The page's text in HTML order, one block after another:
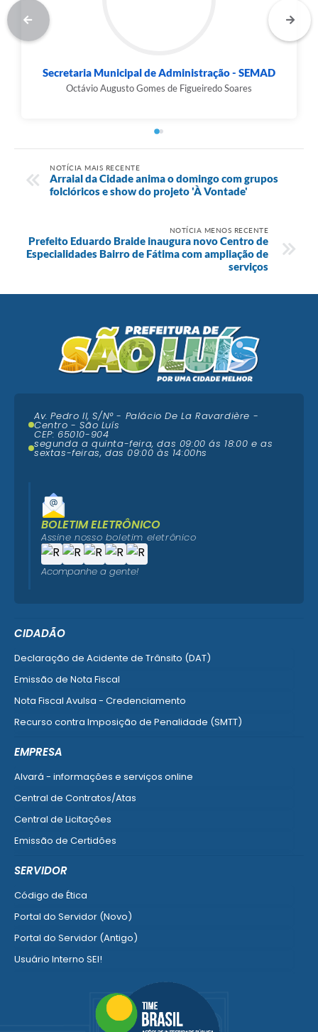
Secretaria Municipal de Administração - SEMAD
Octávio Augusto Gomes de Figueiredo Soares
NOTÍCIA MAIS RECENTE
Arraial da Cidade anima o domingo com grupos
folclóricos e show do projeto 'À Vontade'
NOTÍCIA MENOS RECENTE
Prefeito Eduardo Braide inaugura novo Centro de
Especialidades Bairro de Fátima com ampliação de
serviços
CIDADÃO
Declaração de Acidente de Trânsito (DAT)
Emissão de Nota Fiscal
Nota Fiscal Avulsa - Credenciamento
Recurso contra Imposição de Penalidade (SMTT)
EMPRESA
Alvará - informações e serviços online
Central de Contratos/Atas
Central de Licitações
Emissão de Certidões
SERVIDOR
Código de Ética
Portal do Servidor (Novo)
Portal do Servidor (Antigo)
Usuário Interno SEI!
Portal do Segurado
Av. Pedro II, S/N° - Palácio De La Ravardière -
Centro - São Luís
CEP: 65010-904
segunda a quinta-feira, das 09:00 ás 18:00 e as
sextas-feiras, das 09:00 às 14:00hs
BOLETIM ELETRÔNICO
Assine nosso boletim eletrônico
Acompanhe a gente!